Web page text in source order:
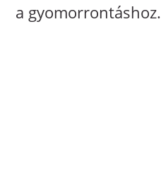
a gyomorrontáshoz.